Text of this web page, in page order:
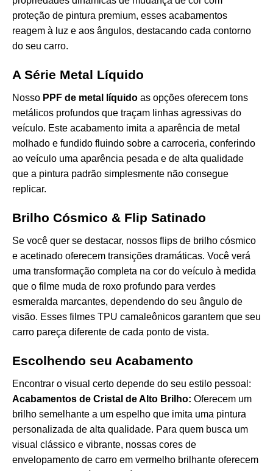
proteção de pintura premium, esses acabamentos
reagem à luz e aos ângulos, destacando cada contorno
do seu carro.
A Série Metal Líquido
Nosso PPF de metal líquido as opções oferecem tons
metálicos profundos que traçam linhas agressivas do
veículo. Este acabamento imita a aparência de metal
molhado e fundido fluindo sobre a carroceria, conferindo
ao veículo uma aparência pesada e de alta qualidade
que a pintura padrão simplesmente não consegue
replicar.
Brilho Cósmico & Flip Satinado
Se você quer se destacar, nossos flips de brilho cósmico
e acetinado oferecem transições dramáticas. Você verá
uma transformação completa na cor do veículo à medida
que o filme muda de roxo profundo para verdes
esmeralda marcantes, dependendo do seu ângulo de
visão. Esses filmes TPU camaleônicos garantem que seu
carro pareça diferente de cada ponto de vista.
Escolhendo seu Acabamento
Encontrar o visual certo depende do seu estilo pessoal:
Acabamentos de Cristal de Alto Brilho: Oferecem um
brilho semelhante a um espelho que imita uma pintura
personalizada de alta qualidade. Para quem busca um
visual clássico e vibrante, nossas cores de
envelopamento de carro em vermelho brilhante oferecem